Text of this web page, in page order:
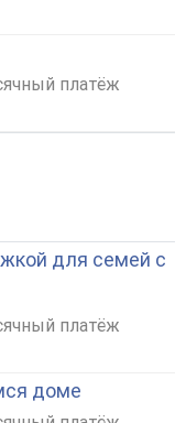
платёж
для семей с
платёж
доме